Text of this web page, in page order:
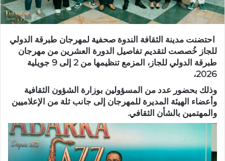
احتضنت مدينة الثقافة الندوة صحفية لمهرجان طبرقة الدولي
للجاز خُصصت لتقديم تفاصيل الدورة العشرين من مهرجان
طبرقة الدولي للجاز، المزمع تنظيمها من 2 إلى 9 جويلية
2026،
وذلك بحضور عدد من المسؤولين بوزارة الشؤون الثقافية
وأعضاء الهيئة المديرة للمهرجان إلى جانب ثلة من الإعلاميين
والمهتمين بالشأن الثقافي.